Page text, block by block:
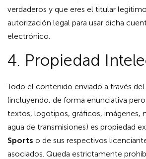
verdaderos y que eres el titular
autorización legal para usar dicha
electrónico.
4. Propiedad
Todo el contenido enviado a través
(incluyendo, de forma enunciativa
textos, logotipos, gráficos, imágenes,
agua de transmisiones) es propiedad
Sports o de sus respectivos
asociados. Queda estrictamente